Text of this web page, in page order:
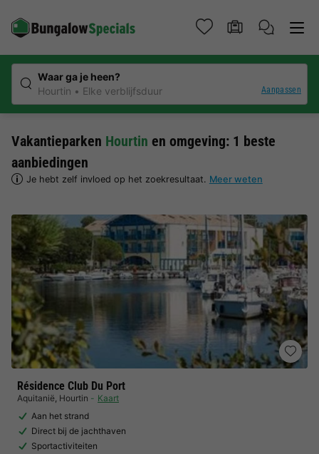
Waar ga je heen?
Hourtin
Elke verblijfsduur Aanpassen
Vakantieparken Hourtin en omgeving: 1 beste
aanbiedingen
Je hebt zelf invloed op het zoekresultaat. Meer weten
Résidence Club Du Port
Aquitanië, Hourtin
Kaart
Aan het strand
Direct bij de jachthaven
Sportactiviteiten